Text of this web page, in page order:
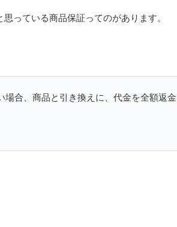
っている商品保証ってのがあります。
合、商品と引き換えに、代金を全額返金